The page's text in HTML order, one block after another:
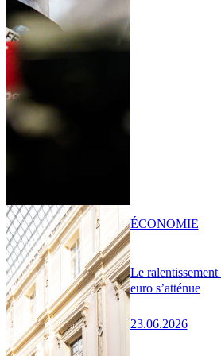
Le
euro s’atténue
23.06.2026
ÉCONOMIE